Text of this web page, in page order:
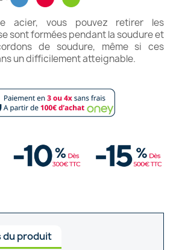
acier, vous pouvez retirer les
sont formées pendant la soudure et
de soudure, même si ces
un difficilement atteignable.
du produit